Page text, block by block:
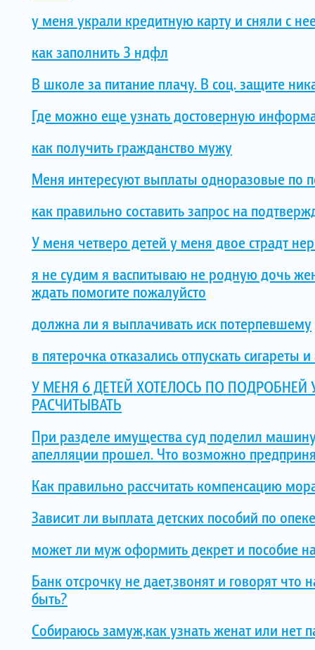
у меня украли кредитную карту и сняли с
как заполнить 3 ндфл
В школе за питание плачу. В соц. защите
Где можно еще узнать достоверную
как получить гражданство мужу
Меня интересуют выплаты одноразовые по
как правильно составить запрос на
У меня четверо детей у меня двое страдт
я не судим я васпитываю не родную дочь
ждать помогите пожалуйсто
должна ли я выплачивать иск потерпевшему
в пятерочка отказались отпускать сигареты
У МЕНЯ 6 ДЕТЕЙ ХОТЕЛОСЬ ПО
РАСЧИТЫВАТЬ
При разделе имущества суд поделил
апелляции прошел. Что возможно
Как правильно рассчитать компенсацию
Зависит ли выплата детских пособий по
может ли муж оформить декрет и пособие
Банк отсрочку не дает,звонят и говорят
быть?
Собираюсь замуж,как узнать женат или нет